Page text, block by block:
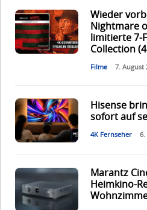
Wieder
Nightmare
limitierte 7-
Collection
Filme 7. August
Hisense
sofort auf
4K Fernseher 6.
Marantz
Heimkino-